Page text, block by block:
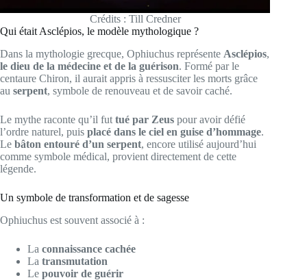
Crédits : Till Credner
Qui était Asclépios, le modèle mythologique ?
Dans la mythologie grecque, Ophiuchus représente Asclépios,
le dieu de la médecine et de la guérison. Formé par le
centaure Chiron, il aurait appris à ressusciter les morts grâce
au serpent, symbole de renouveau et de savoir caché.
Le mythe raconte qu’il fut tué par Zeus pour avoir défié
l’ordre naturel, puis placé dans le ciel en guise d’hommage.
Le bâton entouré d’un serpent, encore utilisé aujourd’hui
comme symbole médical, provient directement de cette
légende.
Un symbole de transformation et de sagesse
Ophiuchus est souvent associé à :
La connaissance cachée
La transmutation
Le pouvoir de guérir